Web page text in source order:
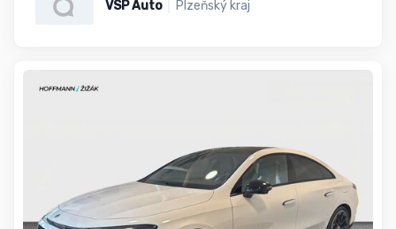
VSP Auto Plzeňský kraj